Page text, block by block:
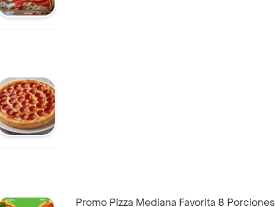
Promo Pizza Mediana Favorita 8 Porciones